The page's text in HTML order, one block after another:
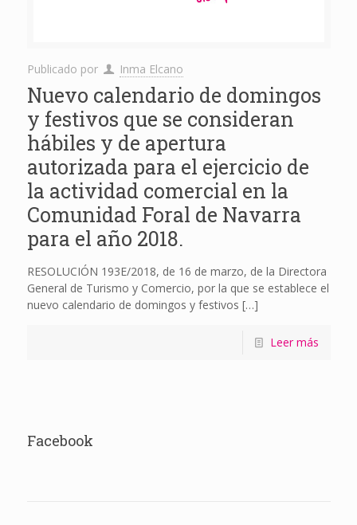
Publicado por Inma Elcano
Nuevo calendario de domingos
y festivos que se consideran
hábiles y de apertura
autorizada para el ejercicio de
la actividad comercial en la
Comunidad Foral de Navarra
para el año 2018.
RESOLUCIÓN 193E/2018, de 16 de marzo, de la Directora
General de Turismo y Comercio, por la que se establece el
nuevo calendario de domingos y festivos […]
Leer más
Facebook